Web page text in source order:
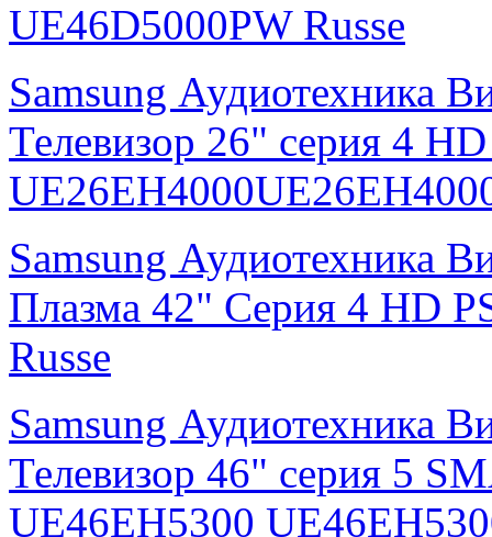
UE46D5000PW Russe
Samsung Аудиотехника
Телевизор 26" серия 4
Samsung Аудиотехника
Плазма 42" Серия 4 HD
Russe
Samsung Аудиотехника
Телевизор 46" серия 5
UE46EH5300